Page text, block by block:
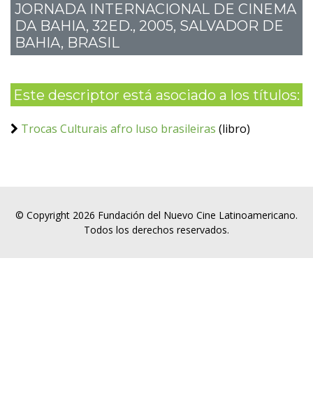
JORNADA INTERNACIONAL DE CINEMA
DA BAHIA, 32ED., 2005, SALVADOR DE
BAHIA, BRASIL
Este descriptor está asociado a los títulos:
Trocas Culturais afro luso brasileiras (libro)
© Copyright 2026 Fundación del Nuevo Cine Latinoamericano.
Todos los derechos reservados.